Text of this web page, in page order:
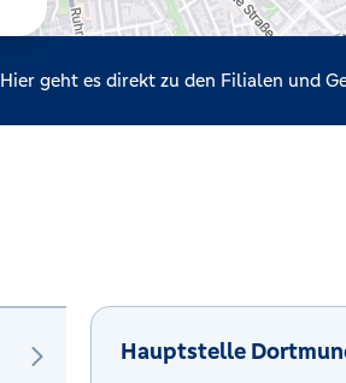
Hier geht es direkt zu den Filialen und
Hauptstelle